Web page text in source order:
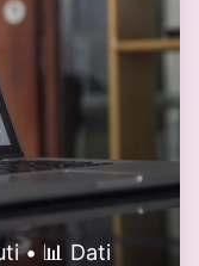
• 📊 Dati